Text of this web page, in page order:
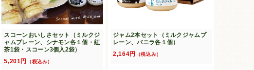
スコーンおいしさセット（ミルクジ
ャムプレーン、シナモン各１個・紅
茶1袋・スコーン3個入2袋）
5,201円
（税込み）
ジャム2本セット（ミルクジャムプ
レーン、バニラ各１個）
2,164円
（税込み）